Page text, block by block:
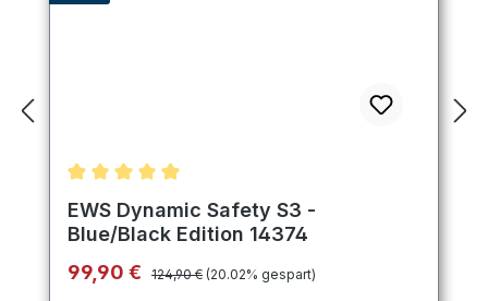
Durchschnittliche Bewertung von 5 von 5 Sternen
EWS Dynamic Safety S3 -
Blue/Black Edition 14374
Verkaufspreis:
99,90 € Regulärer Preis:
124,90 € (20.02% gespart)